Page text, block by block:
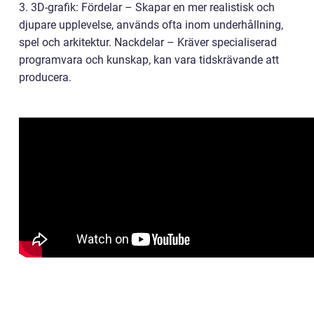
3. 3D-grafik: Fördelar – Skapar en mer realistisk och
djupare upplevelse, används ofta inom underhållning,
spel och arkitektur. Nackdelar – Kräver specialiserad
programvara och kunskap, kan vara tidskrävande att
producera.